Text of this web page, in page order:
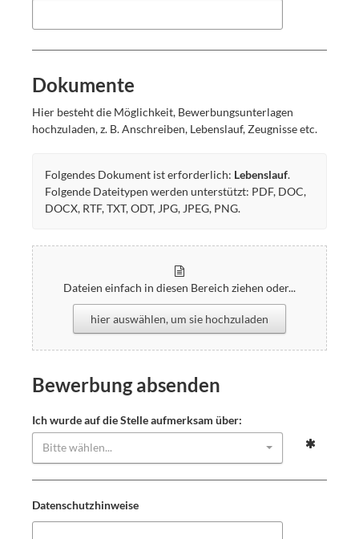
Dokumente
Hier besteht die Möglichkeit, Bewerbungsunterlagen
hochzuladen, z. B. Anschreiben, Lebenslauf, Zeugnisse etc.
Folgendes Dokument ist erforderlich: Lebenslauf.
Folgende Dateitypen werden unterstützt: PDF, DOC,
DOCX, RTF, TXT, ODT, JPG, JPEG, PNG.
Dateien einfach in diesen Bereich ziehen oder...
hier auswählen, um sie hochzuladen
Bewerbung absenden
Ich wurde auf die Stelle aufmerksam über:
Bitte wählen...
Datenschutzhinweise